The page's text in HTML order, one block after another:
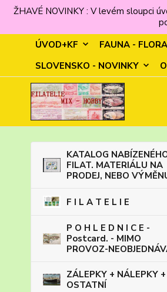
ŽHAVÉ NOVINKY : V levém sloupci
ÚVOD+KF
FAUNA - FLORA
SLOVENSKO - NOVINKY
KATALOG
FILAT. MATERIÁLU NA
PRODEJ, NEBO
F I L A T E L I E
P O H L E D N I C E -
Postcard. - MIMO
PROVOZ-
ZÁLEPKY + NÁLEPKY +
OSTATNÍ